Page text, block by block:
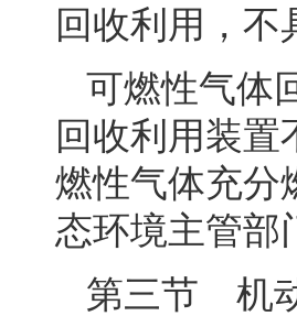
回收利用，
可燃性气体
回收利用装
燃性气体充分
态环境主管部
第三节 机